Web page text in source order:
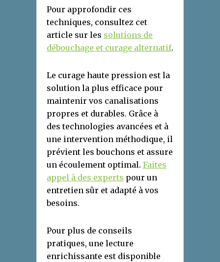
Pour approfondir ces
techniques, consultez cet
article sur les solutions de
débouchage et curage alternatif.
Le curage haute pression est la
solution la plus efficace pour
maintenir vos canalisations
propres et durables. Grâce à
des technologies avancées et à
une intervention méthodique, il
prévient les bouchons et assure
un écoulement optimal. Faites
appel à des experts pour un
entretien sûr et adapté à vos
besoins.
Pour plus de conseils
pratiques, une lecture
enrichissante est disponible